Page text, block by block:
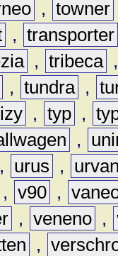
, towner
, transporter
, tribeca
, tundra ,
, typ ,
,
, urus ,
, v90 ,
, veneno ,
,